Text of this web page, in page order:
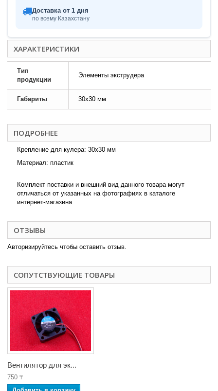
Доставка от 1 дня
по всему Казахстану
ХАРАКТЕРИСТИКИ
Тип
продукции
Элементы экструдера
Габариты 30x30 мм
ПОДРОБНЕЕ
Крепление для кулера: 30х30 мм
Материал: пластик
Комплект поставки и внешний вид данного товара могут
отличаться от указанных на фотографиях в каталоге
интернет-магазина.
ОТЗЫВЫ
Авторизируйтесь чтобы оставить отзыв.
СОПУТСТВУЮЩИЕ ТОВАРЫ
Вентилятор для эк...
750 ₸